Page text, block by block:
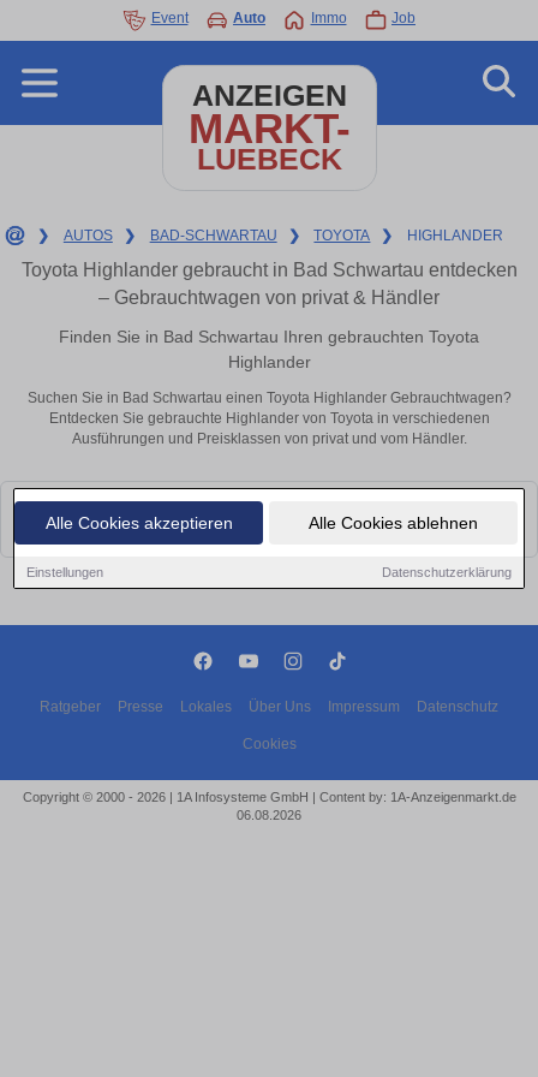
Alle Cookies akzeptieren Alle Cookies ablehnen
Einstellungen Datenschutzerklärung
Event Auto Immo Job
ANZEIGEN
MARKT-
LUEBECK
❯ AUTOS ❯ BAD-SCHWARTAU ❯ TOYOTA ❯ HIGHLANDER
Toyota Highlander gebraucht in Bad Schwartau entdecken
– Gebrauchtwagen von privat & Händler
Finden Sie in Bad Schwartau Ihren gebrauchten Toyota
Highlander
Suchen Sie in Bad Schwartau einen Toyota Highlander Gebrauchtwagen?
Entdecken Sie gebrauchte Highlander von Toyota in verschiedenen
Ausführungen und Preisklassen von privat und vom Händler.
Leider konnten wir derzeit keine passenden Autos finden. Schauen Sie
bald wieder vorbei!
Ratgeber Presse Lokales Über Uns Impressum Datenschutz
Cookies
Copyright © 2000 - 2026 | 1A Infosysteme GmbH | Content by: 1A-Anzeigenmarkt.de
06.08.2026